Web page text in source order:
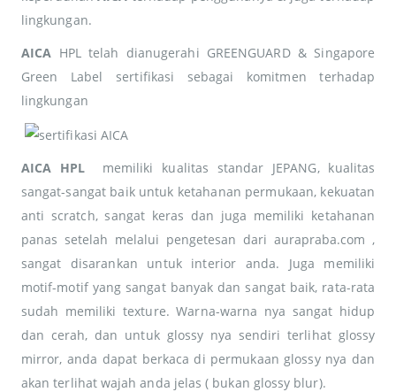
lingkungan.
AICA HPL telah dianugerahi GREENGUARD & Singapore
Green Label sertifikasi sebagai komitmen terhadap
lingkungan
AICA HPL memiliki kualitas standar JEPANG, kualitas
sangat-sangat baik untuk ketahanan permukaan, kekuatan
anti scratch, sangat keras dan juga memiliki ketahanan
panas setelah melalui pengetesan dari aurapraba.com ,
sangat disarankan untuk interior anda. Juga memiliki
motif-motif yang sangat banyak dan sangat baik, rata-rata
sudah memiliki texture. Warna-warna nya sangat hidup
dan cerah, dan untuk glossy nya sendiri terlihat glossy
mirror, anda dapat berkaca di permukaan glossy nya dan
akan terlihat wajah anda jelas ( bukan glossy blur).